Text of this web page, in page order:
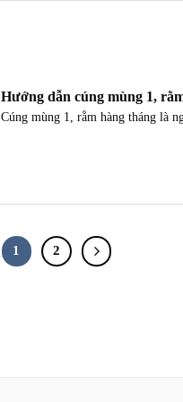
Hướng dẫn cúng mùng 1,
Cúng mùng 1, rằm hàng tháng là
1 2